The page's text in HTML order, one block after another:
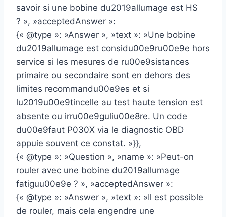
savoir si une bobine du2019allumage est HS
? », »acceptedAnswer »:
{« @type »: »Answer », »text »: »Une bobine
du2019allumage est considu00e9ru00e9e hors
service si les mesures de ru00e9sistances
primaire ou secondaire sont en dehors des
limites recommandu00e9es et si
lu2019u00e9tincelle au test haute tension est
absente ou irru00e9guliu00e8re. Un code
du00e9faut P030X via le diagnostic OBD
appuie souvent ce constat. »}},
{« @type »: »Question », »name »: »Peut-on
rouler avec une bobine du2019allumage
fatiguu00e9e ? », »acceptedAnswer »:
{« @type »: »Answer », »text »: »Il est possible
de rouler, mais cela engendre une